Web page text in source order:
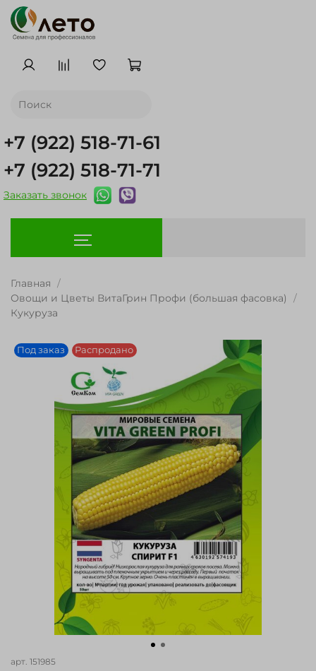
+7 (922) 518-71-61
+7 (922) 518-71-71
Заказать звонок
Главная
Овощи и Цветы ВитаГрин Профи (большая фасовка)
Кукуруза
Под заказ Распродано
арт. 151985